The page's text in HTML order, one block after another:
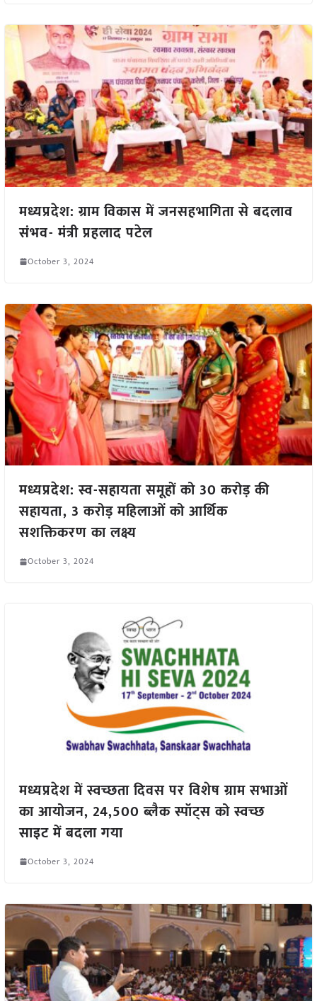
मध्यप्रदेश: ग्राम विकास में जनसहभागिता से बदलाव
संभव- मंत्री प्रहलाद पटेल
October 3, 2024
मध्यप्रदेश: स्व-सहायता समूहों को 30 करोड़ की
सहायता, 3 करोड़ महिलाओं को आर्थिक
सशक्तिकरण का लक्ष्य
October 3, 2024
मध्यप्रदेश में स्वच्छता दिवस पर विशेष ग्राम सभाओं
का आयोजन, 24,500 ब्लैक स्पॉट्स को स्वच्छ
साइट में बदला गया
October 3, 2024